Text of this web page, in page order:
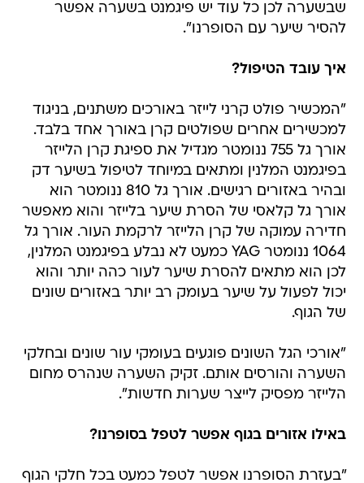
שבשערה לכן כל עוד יש פיגמנט בשערה אפשר
להסיר שיער עם הסופרנו".
איך עובד הטיפול?
"המכשיר פולט קרני לייזר באורכים משתנים, בניגוד
למכשירים אחרים שפולטים קרן באורך אחד בלבד.
אורך גל 755 ננומטר מגדיל את ספיגת קרן הלייזר
בפיגמנט המלנין ומתאים במיוחד לטיפול בשיער דק
ובהיר באזורים רגישים. אורך גל 810 ננומטר הוא
אורך גל קלאסי של הסרת שיער בלייזר והוא מאפשר
חדירה עמוקה של קרן הלייזר לרקמת העור. אורך גל
1064 ננומטר YAG כמעט לא נבלע בפיגמנט המלנין,
לכן הוא מתאים להסרת שיער לעור כהה יותר והוא
יכול לפעול על שיער בעומק רב יותר באזורים שונים
של הגוף.
"אורכי הגל השונים פוגעים בעומקי עור שונים ובחלקי
השערה והורסים אותם. זקיק השערה שנהרס מחום
הלייזר מפסיק לייצר שערות חדשות".
באילו אזורים בגוף אפשר לטפל בסופרנו?
"בעזרת הסופרנו אפשר לטפל כמעט בכל חלקי הגוף